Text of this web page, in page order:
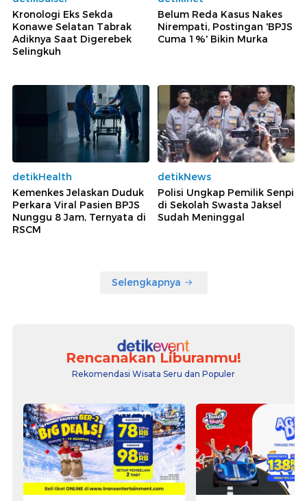
Kronologi Eks Sekda
Konawe Selatan Tabrak
Adiknya Saat Digerebek
Selingkuh
Belum Reda Kasus Nakes
Nirempati, Postingan 'BPJS
Cuma 1%' Bikin Murka
detikHealth
Kemenkes Jelaskan Duduk
Perkara Viral Pasien BPJS
Nunggu 8 Jam, Ternyata di
RSCM
detikNews
Polisi Ungkap Pemilik Senpi
di Sekolah Swasta Jaksel
Sudah Meninggal
Selengkapnya
Rencanakan Liburanmu!
Rekomendasi Wisata Seru dan Populer